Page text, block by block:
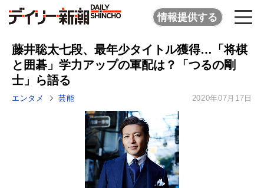
情報提供する
藤井聡太七段、最年少タイトル獲得…「将棋
と囲碁」学力アップの軍配は？「つるの剛
士」ら語る
エンタメ 芸能 2020年07月17日